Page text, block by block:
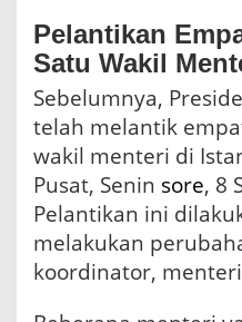
Pelantikan
Satu Wakil
Sebelumnya,
telah melantik
wakil menteri di
Pusat, Senin sore, 8
Pelantikan ini
melakukan
koordinator,